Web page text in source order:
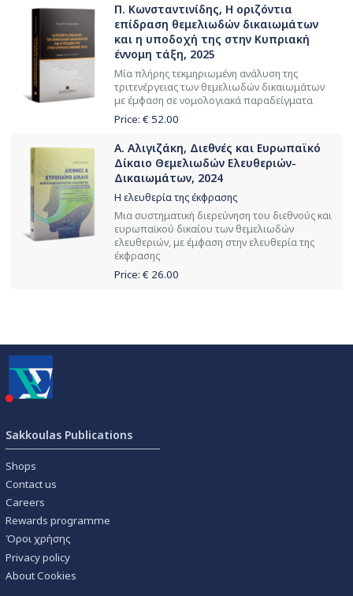
Π. Κωνσταντινίδης, Η οριζόντια
επίδραση θεμελιωδών δικαιωμάτων
και η υποδοχή της στην Kυπριακή
έννομη τάξη, 2025
Μία πλήρης τεκμηριωμένη ανάλυση της
τριτενέργειας των θεμελιωδών δικαιωμάτων
με έμφαση σε νομολογιακά παραδείγματα
Price: € 52.00
Α. Αλιγιζάκη, Διεθνές και Ευρωπαϊκό
Δίκαιο Θεμελιωδών Ελευθεριών-
Δικαιωμάτων, 2024
Η ελευθερία της έκφρασης
Μια συστηματική διερεύνηση του διεθνούς και
ευρωπαϊκού δικαίου των θεμελιωδών
ελευθεριών, με έμφαση στην ελευθερία της
έκφρασης
Price: € 26.00
Sakkoulas Publications
Shops
Contact us
Careers
Rewards programme
Όροι χρήσης
Privacy policy
About Cookies